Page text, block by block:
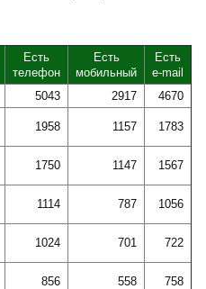
Есть
телефон
Есть
мобильный
Есть
e-mail
5043 2917
4670
1958 1157 1783
1750 1147 1567
1114 787 1056
1024 701 722
856 558 758